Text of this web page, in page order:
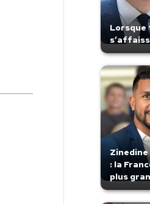
Lorsque
: la
plus